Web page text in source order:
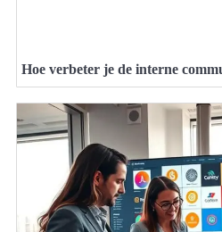
Hoe verbeter je de interne